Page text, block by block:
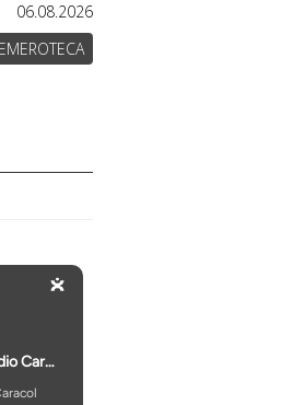
06.08.2026